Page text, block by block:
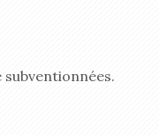
subventionnées.